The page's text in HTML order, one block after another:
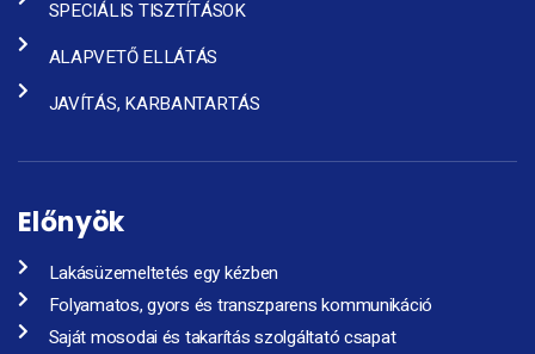
SPECIÁLIS TISZTÍTÁSOK
ALAPVETŐ ELLÁTÁS
JAVÍTÁS, KARBANTARTÁS
Előnyök
Lakásüzemeltetés egy kézben
Folyamatos, gyors és transzparens kommunikáció
Saját mosodai és takarítás szolgáltató csapat